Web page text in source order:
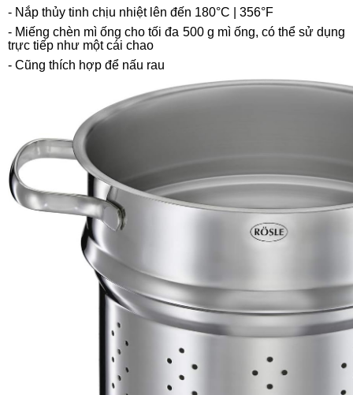
- Nắp thủy tinh chịu nhiệt lên đến 180°C | 356°F
- Miếng chèn mì ống cho tối đa 500 g mì ống, có thể sử dụng
trực tiếp như một cái chao
- Cũng thích hợp để nấu rau